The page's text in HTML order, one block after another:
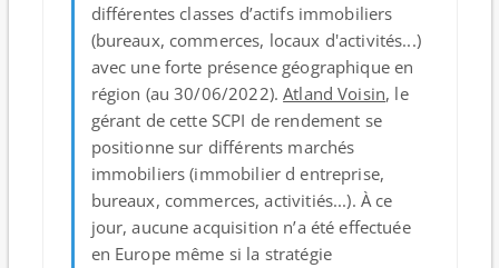
différentes classes d’actifs immobiliers
(bureaux, commerces, locaux d'activités...)
avec une forte présence géographique en
région (au 30/06/2022).Atland Voisin, le
gérant de cette SCPI de rendement se
positionne sur différents marchés
immobiliers (immobilier d entreprise,
bureaux, commerces, activitiés...). À ce
jour, aucune acquisition n’a été effectuée
en Europe même si la stratégie